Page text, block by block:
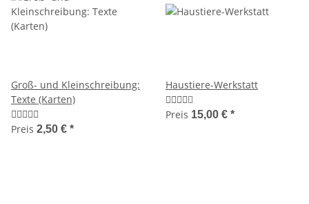
Groß- und Kleinschreibung:
Texte (Karten)
Preis 2,50 € *
Haustiere-Werkstatt
Preis 15,00 € *